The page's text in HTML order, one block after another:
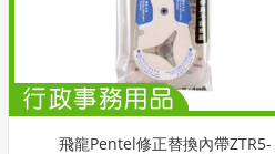
飛龍Pentel修正替換內帶ZTR5-